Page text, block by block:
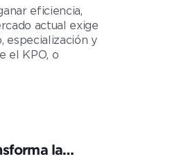
eficiencia,
actual exige
especialización y
el KPO, o
la